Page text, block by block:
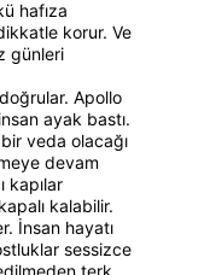
hafıza
korur. Ve
günleri
Apollo
ayak bastı.
veda olacağı
devam
kapılar
kalabilir.
İnsan hayatı
sessizce
terk